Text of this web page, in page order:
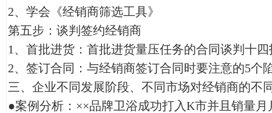
2、学会《经销商筛选工具》
第五步：谈判签约经销商
1、首批进货：首批进货量压任务的合同谈判十四
2、签订合同：与经销商签订合同时要注意的5个
三、企业不同发展阶段、不同市场对经销商的不
●案例分析：××品牌卫浴成功打入K市并且销量